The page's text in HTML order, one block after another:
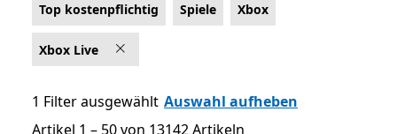
Top kostenpflichtig Spiele Xbox
Xbox Live
1 Filter ausgewählt Auswahl aufheben
Artikel 1 – 50 von 13142 Artikeln
Artikel 1 – 50 von 13142 Artikeln